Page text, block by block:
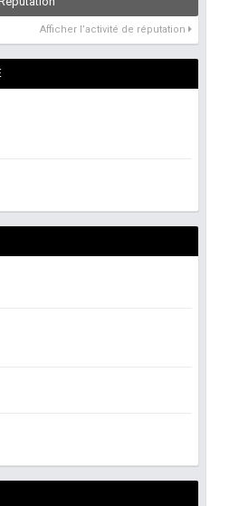
Afficher l’activité de réputation